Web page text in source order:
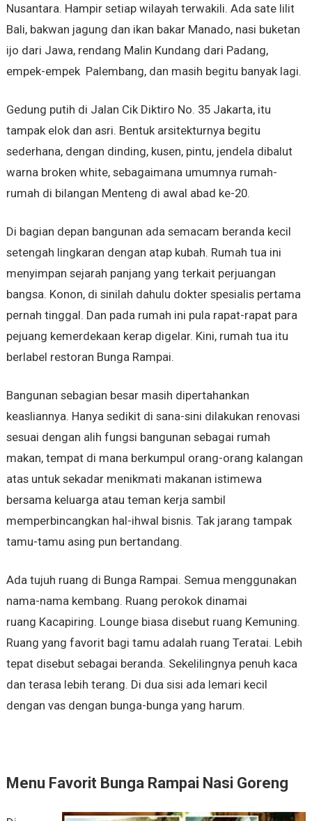
Nusantara. Hampir setiap wilayah terwakili. Ada sate lilit
Bali, bakwan jagung dan ikan bakar Manado, nasi buketan
ijo dari Jawa, rendang Malin Kundang dari Padang,
empek-empek Palembang, dan masih begitu banyak lagi.
Gedung putih di Jalan Cik Diktiro No. 35 Jakarta, itu
tampak elok dan asri. Bentuk arsitekturnya begitu
sederhana, dengan dinding, kusen, pintu, jendela dibalut
warna broken white, sebagaimana umumnya rumah-
rumah di bilangan Menteng di awal abad ke-20.
Di bagian depan bangunan ada semacam beranda kecil
setengah lingkaran dengan atap kubah. Rumah tua ini
menyimpan sejarah panjang yang terkait perjuangan
bangsa. Konon, di sinilah dahulu dokter spesialis pertama
pernah tinggal. Dan pada rumah ini pula rapat-rapat para
pejuang kemerdekaan kerap digelar. Kini, rumah tua itu
berlabel restoran Bunga Rampai.
Bangunan sebagian besar masih dipertahankan
keasliannya. Hanya sedikit di sana-sini dilakukan renovasi
sesuai dengan alih fungsi bangunan sebagai rumah
makan, tempat di mana berkumpul orang-orang kalangan
atas untuk sekadar menikmati makanan istimewa
bersama keluarga atau teman kerja sambil
memperbincangkan hal-ihwal bisnis. Tak jarang tampak
tamu-tamu asing pun bertandang.
Ada tujuh ruang di Bunga Rampai. Semua menggunakan
nama-nama kembang. Ruang perokok dinamai
ruang Kacapiring. Lounge biasa disebut ruang Kemuning.
Ruang yang favorit bagi tamu adalah ruang Teratai. Lebih
tepat disebut sebagai beranda. Sekelilingnya penuh kaca
dan terasa lebih terang. Di dua sisi ada lemari kecil
dengan vas dengan bunga-bunga yang harum.
Menu Favorit Bunga Rampai Nasi Goreng